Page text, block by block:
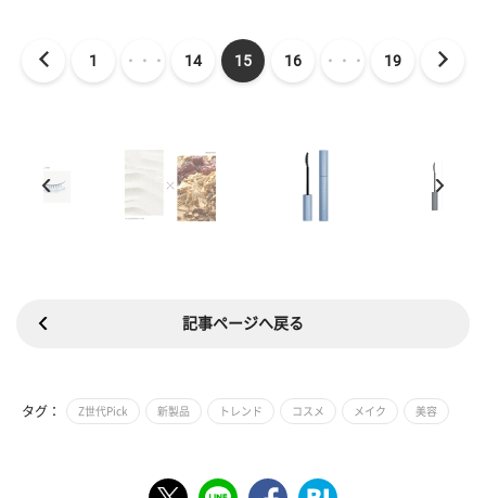
1 ・・・ 14 15 16 ・・・ 19
記事ページへ戻る
タグ： Z世代Pick 新製品 トレンド コスメ メイク 美容